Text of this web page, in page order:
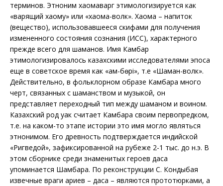
терминов. Этноним хаомаварг этимологизируется как
«варящий хаому» или «хаома-волк». Хаома – напиток
(вещество), использовавшееся скифами для получения
измененного состояния сознания (ИСС), характерного
прежде всего для шаманов. Имя Камбар
этимологизировалось казахскими исследователями эпоса
еще в советское время как «Қам-бөрі», т.е «Шаман-волк».
Действительно, в фольклорном образе Камбара много
черт, связанных с шаманством и музыкой, он
представляет переходный тип между шаманом и воином.
Казахский род уак считает Камбара своим первопредком,
т.е. на каком-то этапе истории это имя могло являться
этнонимом. Его древность подтверждается индийской
«Ригведой», зафиксированной на рубеже 2-1 тыс. до н.э. В
этом сборнике среди знаменитых героев даса
упоминается Шамбара. По реконструкции С. Кондыбая
извечные враги ариев – даса – являются прототюрками, а